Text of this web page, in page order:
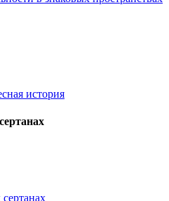
история